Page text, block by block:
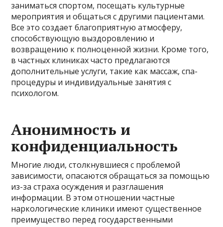
заниматься спортом, посещать культурные
мероприятия и общаться с другими пациентами.
Все это создает благоприятную атмосферу,
способствующую выздоровлению и
возвращению к полноценной жизни. Кроме того,
в частных клиниках часто предлагаются
дополнительные услуги, такие как массаж, спа-
процедуры и индивидуальные занятия с
психологом.
Анонимность и
конфиденциальность
Многие люди, столкнувшиеся с проблемой
зависимости, опасаются обращаться за помощью
из-за страха осуждения и разглашения
информации. В этом отношении частные
наркологические клиники имеют существенное
преимущество перед государственными